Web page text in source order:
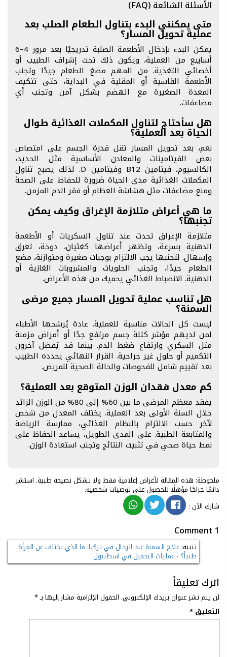
الأسئلة الشائعة (FAQ)
متى يمكنني البدء بتناول الطعام الصلب بعد
عملية تحويل المسار؟
يمكن البدء بإدخال الأطعمة الصلبة تدريجيًا بعد مرور 4–6
أسابيع من العملية، ويكون ذلك تحت إشراف الطبيب أو
أخصائي التغذية. من المهم مضغ الطعام جيدًا وتجنب
الأطعمة القاسية أو المقلية في البداية، حتى تتكيف
المعدة الصغيرة مع الهضم بشكل آمن وتجنب أي
مضاعفات.
هل سأحتاج لتناول المكملات الغذائية طوال
الحياة بعد العملية؟
نعم، بعد تحويل المسار تقل قدرة الجسم على امتصاص
بعض الفيتامينات والمعادن الأساسية مثل الحديد،
الكالسيوم، فيتامين B12 وفيتامين D. لذلك يصبح تناول
المكملات الغذائية مدى الحياة ضرورة للحفاظ على الصحة
ومنع مضاعفات مثل هشاشة العظام أو فقر الدم المزمن.
ما هي أعراض متلازمة الإغراق وكيف يمكن
تجنبها؟
متلازمة الإغراق تحدث عند تناول السكريات أو الأطعمة
الدهنية بسرعة، وتظهر أعراضها كغثيان، دوخة، تعرق
وإسهال. لتجنبها يجب الالتزام بوجبات صغيرة ومتوازنة، مضغ
الطعام جيدًا، وتجنب الحلويات والمشروبات الغازية أو
الدهنية. الانضباط الغذائي يحميك من هذه الأعراض.
هل تناسب عملية تحويل المسار جميع مرضى
السمنة؟
ليست كل الحالات مناسبة للعملية. عادة يُرشحها الأطباء
لمن لديهم مؤشر كتلة جسم مرتفع جدًا أو أمراض مزمنة
مثل السكري وارتفاع ضغط الدم. بينما قد يُفضل آخرون
التكميم أو حلول غير جراحية. القرار النهائي يحدده الطبيب
بعد تقييم شامل للفحوصات والحالة الصحية للمريض.
كم معدل فقدان الوزن المتوقع بعد العملية؟
يفقد معظم المرضى ما بين 60% إلى 80% من الوزن الزائد
خلال السنة الأولى بعد العملية. يختلف المعدل من شخص
لآخر حسب الالتزام بالنظام الغذائي، ممارسة الرياضة
والمتابعة الطبية. على المدى الطويل، يساعد الحفاظ على
نمط حياة صحي في تثبيت النتائج وتجنب استعادة الوزن.
ملحوظة: هذه المقالة لأغراض إعلامية فقط ولا تشكل نصيحة طبية. استشر
دائمًا جراحًا مؤهلًا للحصول على توصيات شخصية.
شارك الآن :
1 Comment
تنبيه:علاج السمنة عند الرجال في تركيا: ما الذي يختلف عن المرأة
طبياً؟ - عمليات التجميل في اسطنبول
اترك تعليقاً
لن يتم نشر عنوان بريدك الإلكتروني. الحقول الإلزامية مشار إليها بـ*
التعليق *